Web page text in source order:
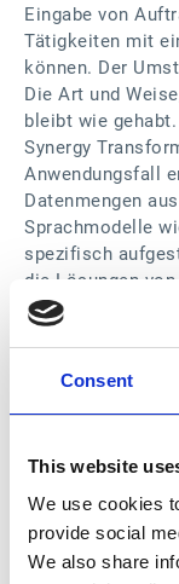
Consent
This website
We use cookies
provide social
We also share
Eingabe von
Tätigkeiten mit
können. Der
Die Art und
bleibt wie gehabt.
Synergy
Anwendungsfall
Datenmengen
Sprachmodelle
spezifisch
die Lösungen
die Hand. So
Prüfung und
frühere Synergy-
Verbesserung
Version
über 92 % steigt.
geringeren